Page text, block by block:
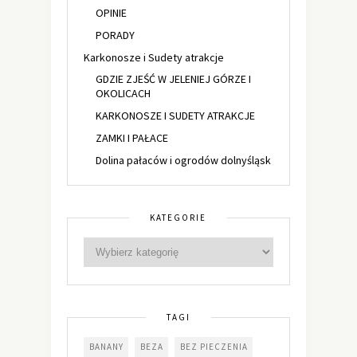
OPINIE
PORADY
Karkonosze i Sudety atrakcje
GDZIE ZJEŚĆ W JELENIEJ GÓRZE I
OKOLICACH
KARKONOSZE I SUDETY ATRAKCJE
ZAMKI I PAŁACE
Dolina pałaców i ogrodów dolnyśląsk
KATEGORIE
TAGI
BANANY BEZA BEZ PIECZENIA